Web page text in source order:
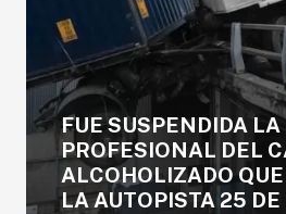
FUE SUSPENDIDA
PROFESIONAL DEL
ALCOHOLIZADO
LA AUTOPISTA 25 DE